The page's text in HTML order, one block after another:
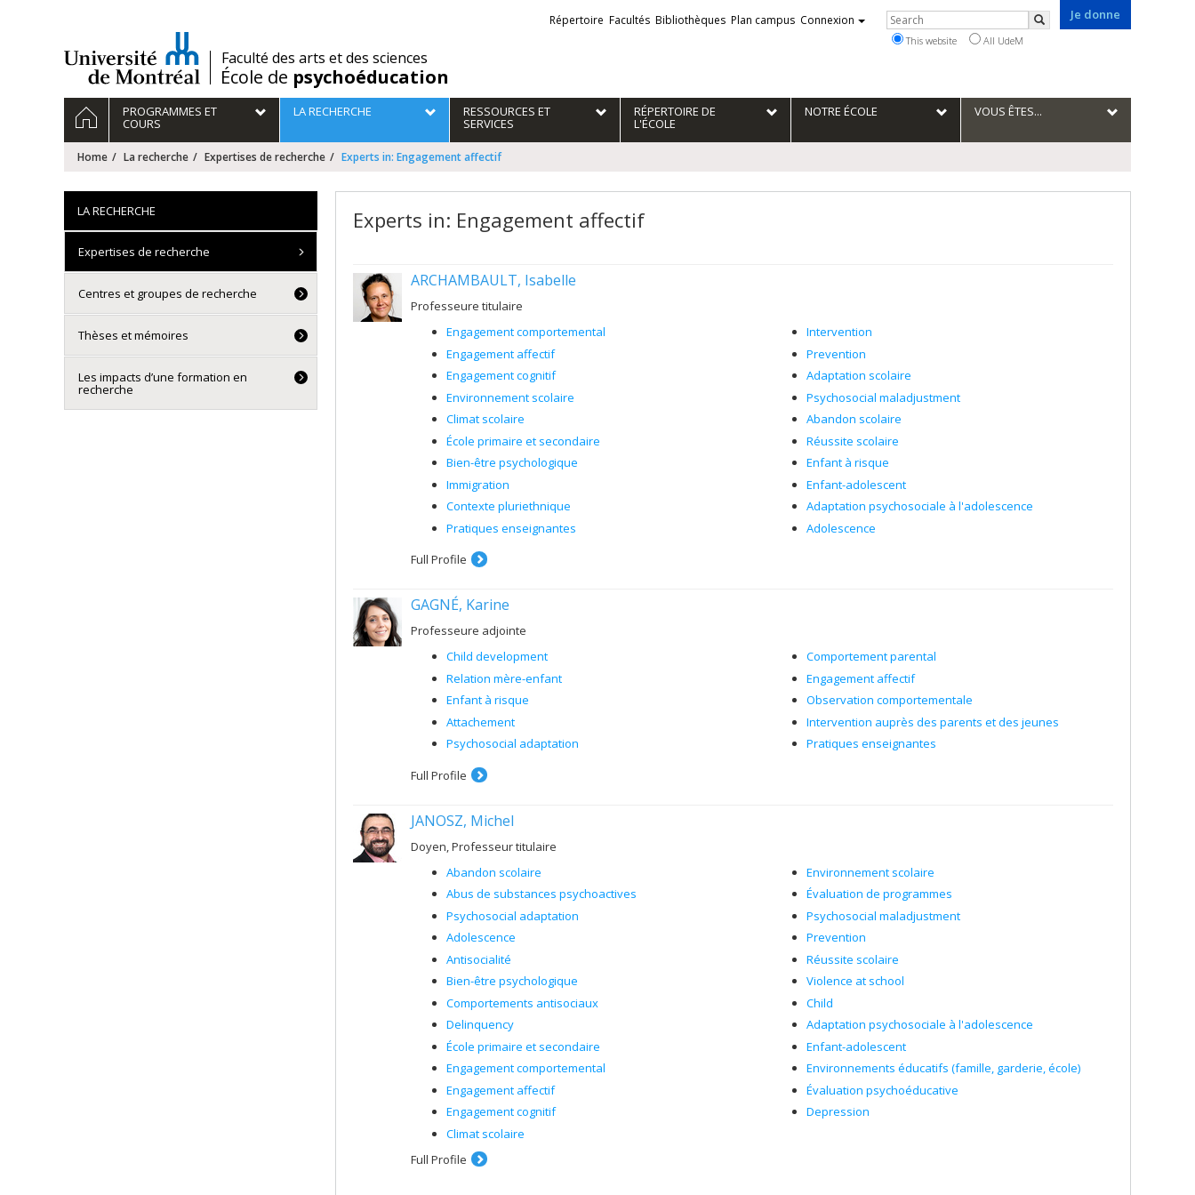
/Faculté des arts et des sciences
École de psychoéducation
Je donne
Liens
externes
Répertoire Facultés Bibliothèques Plan campus Connexion Rechercher
Search
This website All UdeM
Navigation
principale
HOMEPROGRAMMES ET
COURS
LA RECHERCHE RESSOURCES ET
SERVICES
RÉPERTOIRE DE
L'ÉCOLE
NOTRE ÉCOLE VOUS ÊTES...
Home La recherche Expertises de recherche Experts in: Engagement affectif
Experts in: Engagement affectif
ARCHAMBAULT, Isabelle
Professeure titulaire
Engagement comportemental
Engagement affectif
Engagement cognitif
Environnement scolaire
Climat scolaire
École primaire et secondaire
Bien-être psychologique
Immigration
Contexte pluriethnique
Pratiques enseignantes
Intervention
Prevention
Adaptation scolaire
Psychosocial maladjustment
Abandon scolaire
Réussite scolaire
Enfant à risque
Enfant-adolescent
Adaptation psychosociale à l'adolescence
Adolescence
Full Profile
GAGNÉ, Karine
Professeure adjointe
Child development
Relation mère-enfant
Enfant à risque
Attachement
Psychosocial adaptation
Comportement parental
Engagement affectif
Observation comportementale
Intervention auprès des parents et des jeunes
Pratiques enseignantes
Full Profile
JANOSZ, Michel
Doyen, Professeur titulaire
Abandon scolaire
Abus de substances psychoactives
Psychosocial adaptation
Adolescence
Antisocialité
Bien-être psychologique
Comportements antisociaux
Delinquency
École primaire et secondaire
Engagement comportemental
Engagement affectif
Engagement cognitif
Climat scolaire
Environnement scolaire
Évaluation de programmes
Psychosocial maladjustment
Prevention
Réussite scolaire
Violence at school
Child
Adaptation psychosociale à l'adolescence
Enfant-adolescent
Environnements éducatifs (famille, garderie, école)
Évaluation psychoéducative
Depression
Full Profile
LA RECHERCHE
Expertises de recherche
Centres et groupes de recherche
Thèses et mémoires
Les impacts d’une formation en
recherche